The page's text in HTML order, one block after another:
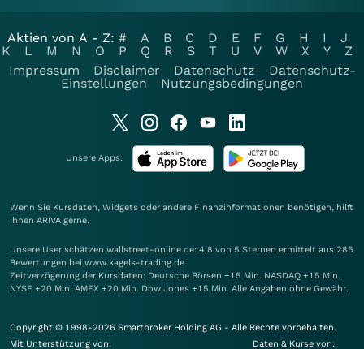
Aktien von A - Z: # A B C D E F G H I
J
K
L M N O P Q R S T U V W X Y
Z
Impressum
Disclaimer Datenschutz
Datenschutz-
Einstellungen
Nutzungsbedingungen
Unsere Apps:
Wenn Sie Kursdaten, Widgets oder andere Finanzinformationen benötigen, hilft
Ihnen ARIVA gerne.
Unsere User schätzen wallstreet-online.de: 4.8 von 5 Sternen ermittelt aus 285
Bewertungen bei www.kagels-trading.de
Zeitverzögerung der Kursdaten: Deutsche Börsen +15 Min. NASDAQ +15 Min.
NYSE +20 Min. AMEX +20 Min. Dow Jones +15 Min. Alle Angaben ohne Gewähr.
Copyright © 1998-2026 Smartbroker Holding AG - Alle Rechte vorbehalten.
Mit Unterstützung von:
Daten & Kurse von: